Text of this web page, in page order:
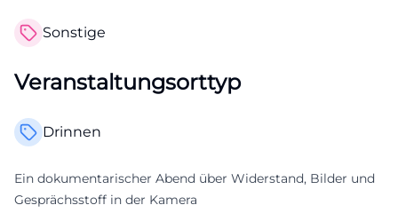
Sonstige
Veranstaltungsorttyp
Drinnen
Ein dokumentarischer Abend über Widerstand, Bilder und
Gesprächsstoff in der Kamera